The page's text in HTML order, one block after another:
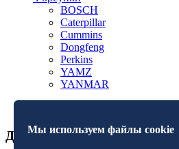
BOSCH
Caterpillar
Cummins
Dongfeng
Perkins
YAMZ
YANMAR
Дополнительная информация
Мы используем файлы cookie